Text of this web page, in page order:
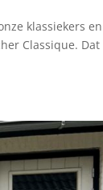
klassiekers en
Classique. Dat